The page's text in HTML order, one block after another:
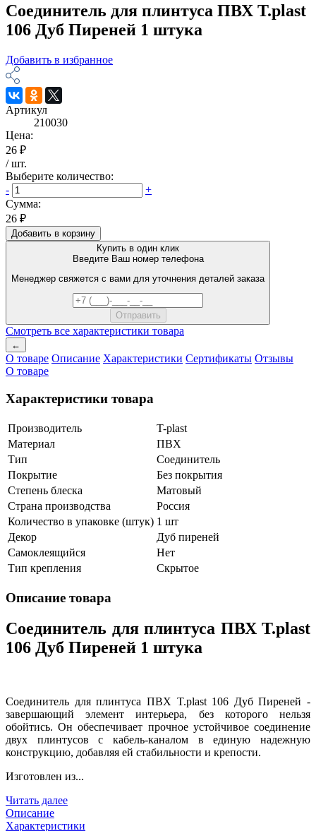
Соединитель для плинтуса ПВХ T.рlast
106 Дуб Пиреней 1 штука
Добавить в избранное
Артикул
210030
Цена:
26 ₽
/шт.
Выберите количество:
-
+
Сумма:
26 ₽
Добавить в корзину
Купить в один клик
Введите Ваш номер телефона
Менеджер свяжется с вами для уточнения деталей заказа
Смотреть все характеристики товара
←
О товаре Описание Характеристики Сертификаты Отзывы
О товаре
Характеристики товара
Производитель
T-plast
Материал
ПВХ
Тип
Соединитель
Покрытие
Без покрытия
Степень блеска
Матовый
Страна производства
Россия
Количество в упаковке (штук) 1 шт
Декор
Дуб пиреней
Самоклеящийся
Нет
Тип крепления
Скрытое
Описание товара
Соединитель для плинтуса ПВХ T.рlast
106 Дуб Пиреней 1 штука
Соединитель для плинтуса ПВХ T.рlast 106 Дуб Пиреней -
завершающий элемент интерьера, без которого нельзя
обойтись. Он обеспечивает прочное устойчивое соединение
двух плинтусов с кабель-каналом в единую надежную
конструкцию, добавляя ей стабильности и крепости.
Изготовлен из...
Читать далее
Описание
Характеристики